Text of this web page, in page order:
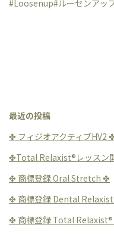
#Loosenup#ルーセンアッ
最近の投稿
✤ フィジオアクティブHV2
✤Total Relaxist®︎レッスン
✤ 商標登録 Oral Stretch ✤
✤ 商標登録 Dental
✤ 商標登録 Total